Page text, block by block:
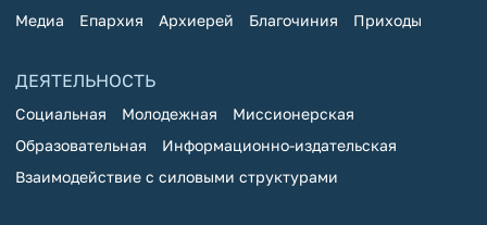
Медиа Епархия Архиерей Благочиния Приходы
ДЕЯТЕЛЬНОСТЬ
Социальная Молодежная
Миссионерская
Образовательная
Информационно-издательская
Взаимодействие с силовыми структурами